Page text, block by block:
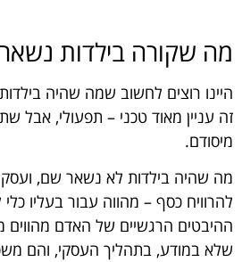
מה שקורה בילדות
היינו רוצים לחשוב שמה שהיה
זה עניין מאוד טכני – תפעולי, אבל
מיסודם.
מה שהיה בילדות לא נשאר שם, ועסק
להרוויח כסף – מהווה עבור בעליו כלי
ההיבטים הרגשיים של האדם מהווים
שלא במודע, בתהליך העסקי, והם